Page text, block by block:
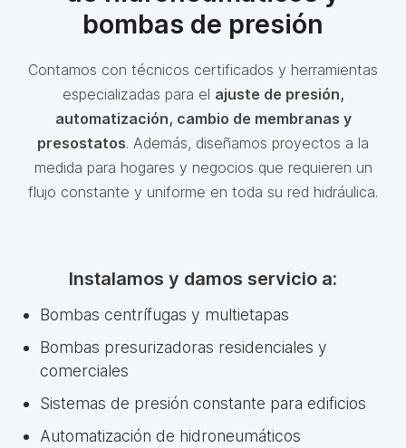
bombas de presión
Contamos con técnicos certificados y herramientas
especializadas para el ajuste de presión,
automatización, cambio de membranas y
presostatos. Además, diseñamos proyectos a la
medida para hogares y negocios que requieren un
flujo constante y uniforme en toda su red hidráulica.
Instalamos y damos servicio a:
Bombas centrífugas y multietapas
Bombas presurizadoras residenciales y
comerciales
Sistemas de presión constante para edificios
Automatización de hidroneumáticos